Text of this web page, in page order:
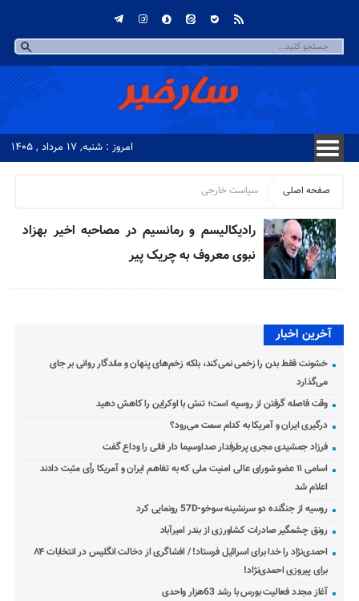
امروز : شنبه, ۱۷ مرداد , ۱۴۰۵
صفحه اصلی سیاست خارجی
رادیکالیسم و رمانسیم در مصاحبه اخیر بهزاد
نبوی معروف به چریک پیر
آخرین اخبار
خشونت فقط بدن را زخمی نمی‌کند، بلکه زخم‌های پنهان و ماندگار روانی بر جای
می‌گذارد
وقت فاصله گرفتن از روسیه است؛ تنش با اوکراین را کاهش دهید
درگیری ایران و آمریکا به کدام سمت می‌رود؟
فرزاد جمشیدی مجری پرطرفدار صداوسیما دار فانی را وداع گفت
اسامی ۱۱ عضو شورای عالی امنیت ملی که به تفاهم ایران و آمریکا رأی مثبت دادند
اعلام شد
روسیه از جنگنده دو سرنشینه سوخو-57D رونمایی کرد
رونق چشمگیر صادرات کشاورزی از بندر امیرآباد
احمدی‌نژاد را خدا برای اسرائیل فرستاد! / افشاگری از دخالت انگلیس در انتخابات ۸۴
برای پیروزی احمدی‌نژاد!
آغاز مجدد فعالیت بورس با رشد 63هزار واحدی